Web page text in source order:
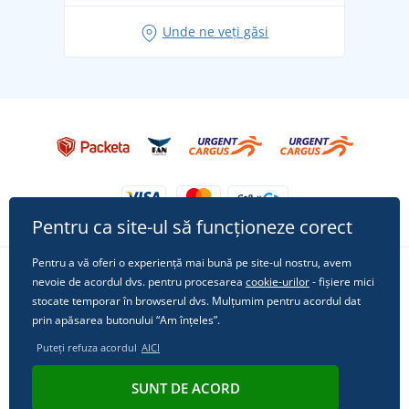
Tricoul preferat City în rol principal: ținute pentru
Unde ne veți găsi
Urmărește-ne pe rețelele sociale
© 2011 - 2026, Dual Trade s.r.o. | Din punct de vedere tehnic oferă
Pentru ca site-ul să funcționeze corect
Pentru a vă oferi o experiență mai bună pe site-ul nostru, avem
nevoie de acordul dvs. pentru procesarea cookie-urilor- fișiere mici
stocate temporar în browserul dvs. Mulțumim pentru acordul dat
prin apăsarea butonului “Am înțeles”.
Puteți refuza acordul AICI
SUNT DE ACORD